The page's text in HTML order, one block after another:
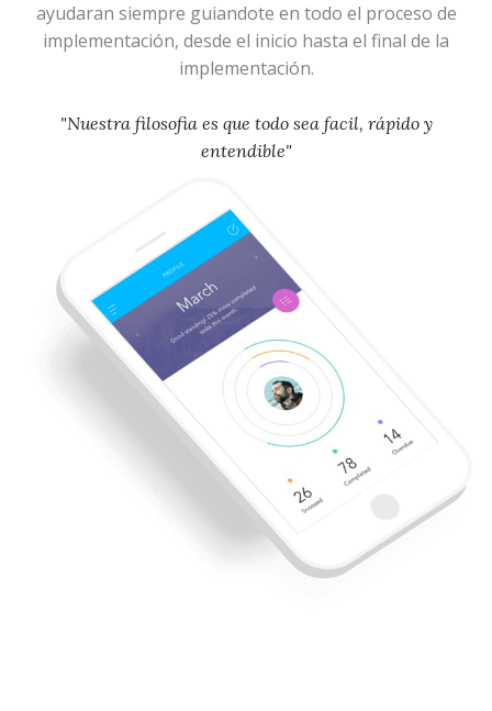
ayudaran siempre guiandote en todo el proceso de
implementación, desde el inicio hasta el final de la
implementación.
"Nuestra filosofia es que todo sea facil, rápido y
entendible"